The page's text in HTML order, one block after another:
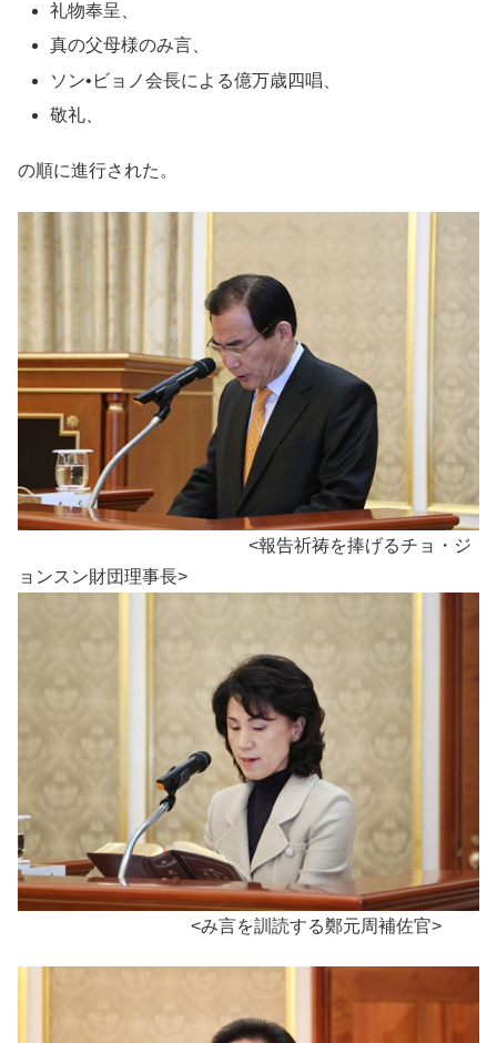
礼物奉呈、
真の父母様のみ言、
ソン•ビョノ会長による億万歳四唱、
敬礼、
の順に進行された。
<報告祈祷を捧げるチョ・ジ
ョンスン財団理事長>
<み言を訓読する鄭元周補佐官>